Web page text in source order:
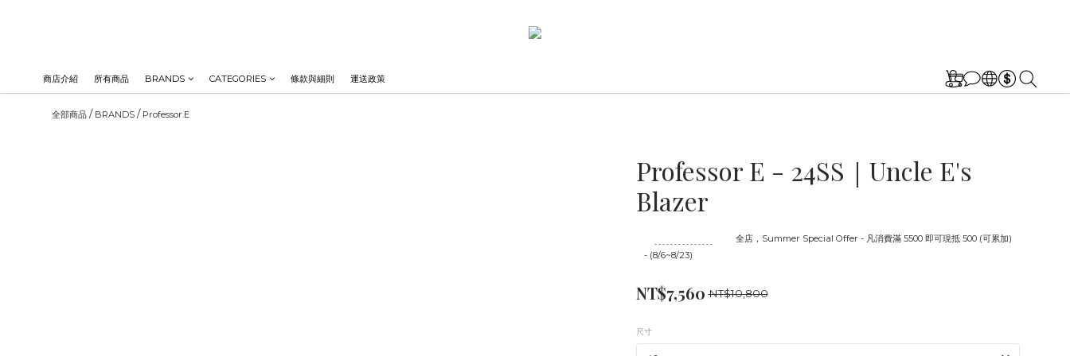
商店介紹 所有商品 BRANDS CATEGORIES 條款與細則 運送政策
全部商品 / BRANDS / Professor.E
Professor E - 24SS｜Uncle E's
Blazer
全店，Summer Special Offer - 凡消費滿 5500 即可現抵 500 (可累加)
- (8/6~8/23)
NT$7,560 NT$10,800
尺寸